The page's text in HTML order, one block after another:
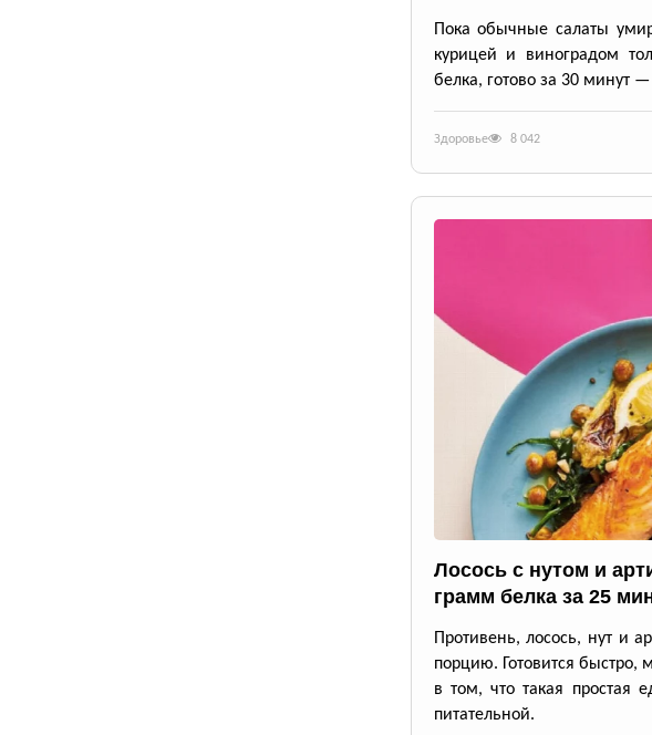
Пока обычные салаты
курицей и виноградом
белка, готово за 30 минут
Здоровье 8 042
Лосось с нутом и
грамм белка за 25
Противень, лосось, нут и
порцию. Готовится быстро,
в том, что такая простая
питательной.